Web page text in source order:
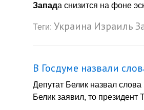
Запада снизится на фоне
Теги: Украина Израиль
В Госдуме назвали
Депутат Белик назвал
Белик заявил, то